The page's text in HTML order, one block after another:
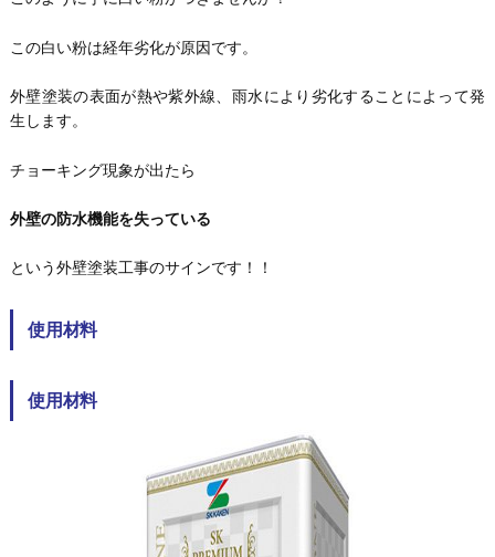
この白い粉は経年劣化が原因です。
外壁塗装の表面が熱や紫外線、雨水により劣化することによって発
生します。
チョーキング現象が出たら
外壁の防水機能を失っている
という外壁塗装工事のサインです！！
使用材料
使用材料